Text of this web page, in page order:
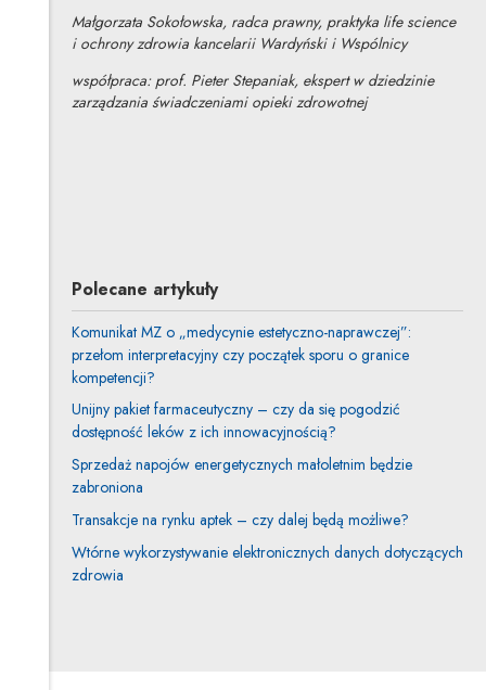
Małgorzata Sokołowska, radca prawny, praktyka life science
i ochrony zdrowia kancelarii Wardyński i Wspólnicy
współpraca: prof. Pieter Stepaniak, ekspert w dziedzinie
zarządzania świadczeniami opieki zdrowotnej
Polecane artykuły
Komunikat MZ o „medycynie estetyczno-naprawczej”:
przełom interpretacyjny czy początek sporu o granice
kompetencji?
Unijny pakiet farmaceutyczny – czy da się pogodzić
dostępność leków z ich innowacyjnością?
Sprzedaż napojów energetycznych małoletnim będzie
zabroniona
Transakcje na rynku aptek – czy dalej będą możliwe?
Wtórne wykorzystywanie elektronicznych danych dotyczących
zdrowia